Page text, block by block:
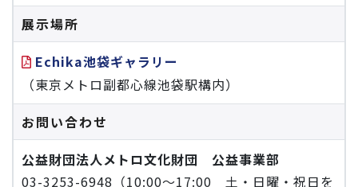
展示場所
Echika池袋ギャラリー
（東京メトロ副都心線池袋駅構内）
お問い合わせ
公益財団法人メトロ文化財団 公益事業部
03-3253-6948（10:00～17:00 土・日曜・祝日を